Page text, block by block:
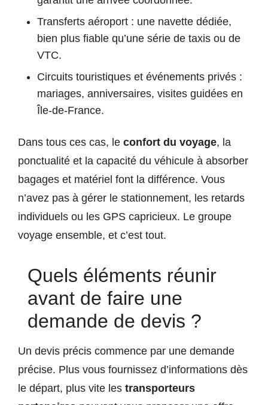
Transferts aéroport : une navette dédiée,
bien plus fiable qu’une série de taxis ou de
VTC.
Circuits touristiques et événements privés :
mariages, anniversaires, visites guidées en
Île-de-France.
Dans tous ces cas, le confort du voyage, la
ponctualité et la capacité du véhicule à absorber
bagages et matériel font la différence. Vous
n’avez pas à gérer le stationnement, les retards
individuels ou les GPS capricieux. Le groupe
voyage ensemble, et c’est tout.
Quels éléments réunir
avant de faire une
demande de devis ?
Un devis précis commence par une demande
précise. Plus vous fournissez d’informations dès
le départ, plus vite les transporteurs